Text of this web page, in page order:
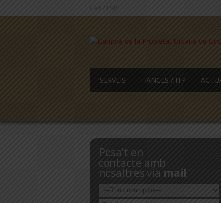
CAT / ESP
SERVEIS FIANCES / ITP
Posa’t en
contacte amb
nosaltres via mail